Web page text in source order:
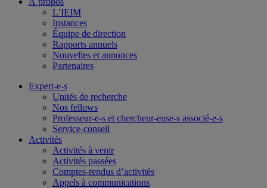
L’IEIM
Instances
Équipe de direction
Rapports annuels
Nouvelles et annonces
Partenaires
Expert-e-s
Unités de recherche
Nos fellows
Professeur-e-s et chercheur-euse-s associé-e-s
Service-conseil
Activités
Activités à venir
Activités passées
Comptes-rendus d’activités
Appels à communications